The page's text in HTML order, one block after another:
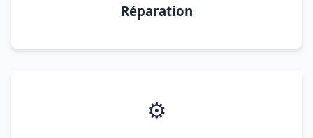
Réparation
⚙️